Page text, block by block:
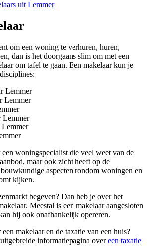
uit Lemmer
om een woning te verhuren, huren,
dan is het doorgaans slim om met een
om tafel te gaan. Een makelaar kun je
Lemmer
Lemmer
Lemmer
Lemmer
woningspecialist die veel weet van de
maar ook zicht heeft op de
aspecten rondom woningen en
kijken.
begeven? Dan heb je over het
Meestal is een makelaar aangesloten
hij ook onafhankelijk opereren.
makelaar en de taxatie van een huis?
informatiepagina overeen taxatie